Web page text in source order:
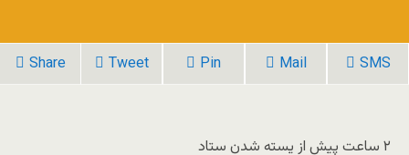
Share Tweet Pin Mail SMS
۲ ساعت پیش از یسته شدن ستاد